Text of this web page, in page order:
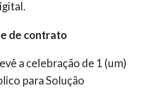
de contrato
a celebração de 1 (um)
para Solução